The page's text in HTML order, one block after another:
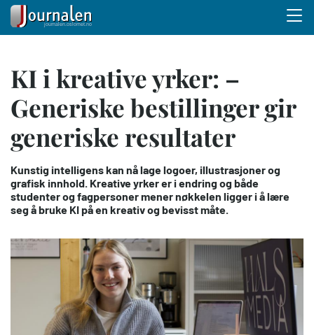
hovedinnhold
KI i kreative yrker: –
Generiske bestillinger gir
generiske resultater
Kunstig intelligens kan nå lage logoer, illustrasjoner og
grafisk innhold. Kreative yrker er i endring og både
studenter og fagpersoner mener nøkkelen ligger i å lære
seg å bruke KI på en kreativ og bevisst måte.